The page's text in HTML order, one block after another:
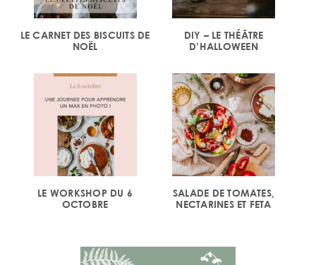
LE CARNET DES BISCUITS DE
NOËL
DIY – LE THÉÂTRE
D’HALLOWEEN
LE WORKSHOP DU 6
OCTOBRE
SALADE DE TOMATES,
NECTARINES ET FETA